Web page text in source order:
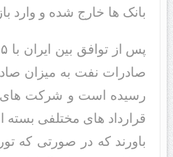
بانک ها خارج شده و وارد
صادرات نفت به میزان
رسیده است و شرکت های
قرارداد های مختلفی بسته
باورند که در صورتی که